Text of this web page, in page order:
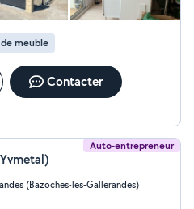
meuble
Contacter
Auto-entrepreneur
(Bazoches-les-Gallerandes)